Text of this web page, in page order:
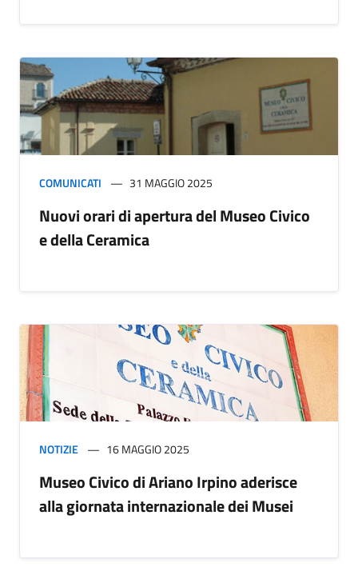
COMUNICATI 31 MAGGIO 2025
Nuovi orari di apertura del Museo Civico
e della Ceramica
NOTIZIE 16 MAGGIO 2025
Museo Civico di Ariano Irpino aderisce
alla giornata internazionale dei Musei